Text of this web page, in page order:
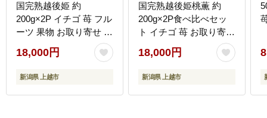
国完熟越後姫 約
200g×2P イチゴ 苺 フル
ーツ 果物 お取り寄せ ギ
フト 贈り物 上越 苺の花
ことば
18,000円
新潟県 上越市
国完熟越後姫桃薫 約
200g×2P食べ比べセッ
ト イチゴ 苺 お取り寄せ
ギフト 贈り物 上越 苺の
花ことば
18,000円
新潟県 上越市